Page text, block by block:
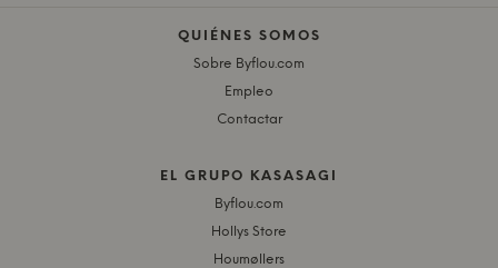
QUIÉNES SOMOS
Sobre Byflou.com
Empleo
Contactar
EL GRUPO KASASAGI
Byflou.com
Hollys Store
Houmøllers